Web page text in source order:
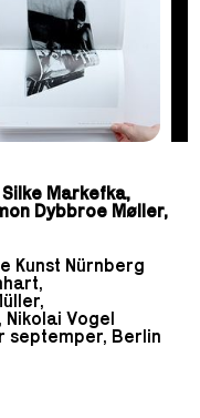
Markefka,
Dybbroe Møller,
Kunst Nürnberg
Vogel
septemper, Berlin